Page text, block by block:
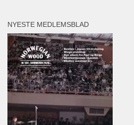
NYESTE MEDLEMSBLAD